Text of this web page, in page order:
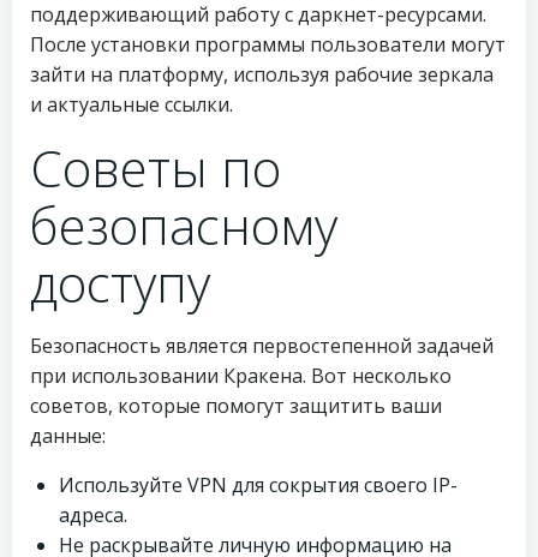
поддерживающий работу с даркнет-ресурсами.
После установки программы пользователи могут
зайти на платформу, используя рабочие зеркала
и актуальные ссылки.
Советы по
безопасному
доступу
Безопасность является первостепенной задачей
при использовании Кракена. Вот несколько
советов, которые помогут защитить ваши
данные:
Используйте VPN для сокрытия своего IP-
адреса.
Не раскрывайте личную информацию на